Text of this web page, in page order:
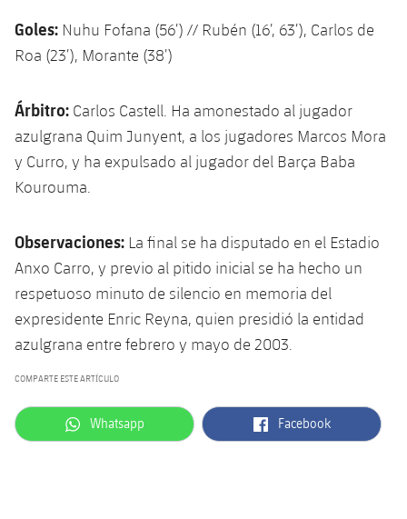
Goles: Nuhu Fofana (56’) // Rubén (16’, 63’), Carlos de
Roa (23’), Morante (38’)
Árbitro: Carlos Castell. Ha amonestado al jugador
azulgrana Quim Junyent, a los jugadores Marcos Mora
y Curro, y ha expulsado al jugador del Barça Baba
Kourouma.
Observaciones: La final se ha disputado en el Estadio
Anxo Carro, y previo al pitido inicial se ha hecho un
respetuoso minuto de silencio en memoria del
expresidente Enric Reyna, quien presidió la entidad
azulgrana entre febrero y mayo de 2003.
COMPARTE ESTE ARTÍCULO
label.aria.whatsapp
Whatsapp label.aria.facebook
Facebook